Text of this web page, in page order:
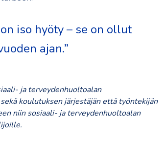
iso hyöty – se on ollut
ajan.”
ja terveydenhuoltoalan
koulutuksen järjestäjän että työntekijän
niin sosiaali- ja terveydenhuoltoalan